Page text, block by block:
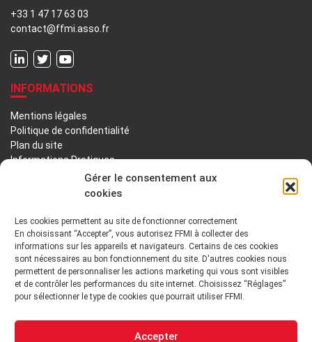
Gérer le consentement aux
cookies
Les cookies permettent au site de fonctionner correctement
En choisissant “Accepter”, vous autorisez FFMI à collecter des
informations sur les appareils et navigateurs. Certains de ces cookies
sont nécessaires au bon fonctionnement du site. D'autres cookies nous
permettent de personnaliser les actions marketing qui vous sont visibles
et de contrôler les performances du site internet. Choisissez “Réglages”
pour sélectionner le type de cookies que pourrait utiliser FFMI.
Accepter
+33 1 47 17 63 03
contact@ffmi.asso.fr
INFORMATIONS
Mentions légales
Politique de confidentialité
Plan du site
Informations Pratiques
PRÉSENTATION NOTRE HISTOIRE
DÉONTOLOGIE PRINCIPES ORIENTATIONS
GOUVERNANCE
ENVIRONNEMENT TECHNIQUE ET INSTITUTIONNEL